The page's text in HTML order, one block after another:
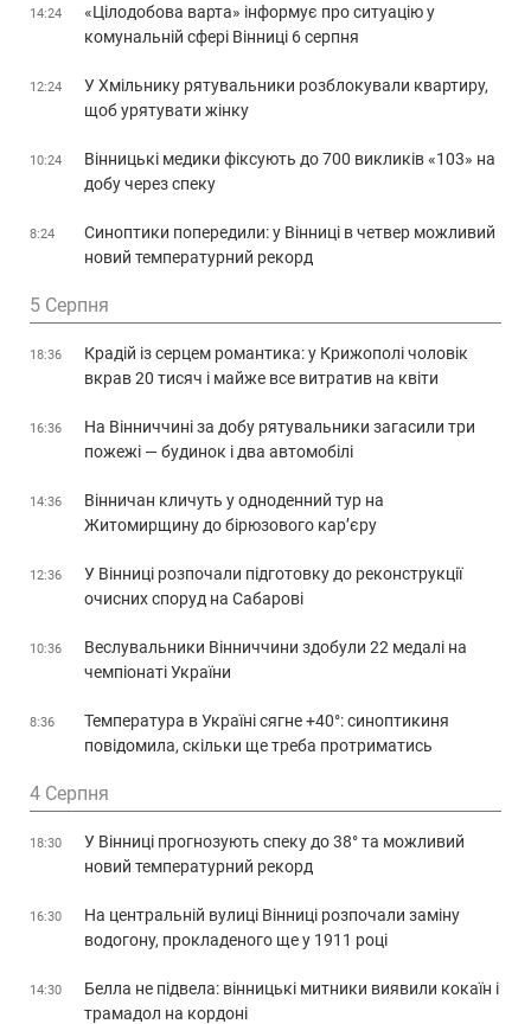
14:24
«Цілодобова варта» інформує про ситуацію у
комунальній сфері Вінниці 6 серпня
12:24
У Хмільнику рятувальники розблокували квартиру,
щоб урятувати жінку
10:24
Вінницькі медики фіксують до 700 викликів «103» на
добу через спеку
8:24
Синоптики попередили: у Вінниці в четвер можливий
новий температурний рекорд
5 Серпня
18:36
Крадій із серцем романтика: у Крижополі чоловік
вкрав 20 тисяч і майже все витратив на квіти
16:36
На Вінниччині за добу рятувальники загасили три
пожежі — будинок і два автомобілі
14:36
Вінничан кличуть у одноденний тур на
Житомирщину до бірюзового кар’єру
12:36
У Вінниці розпочали підготовку до реконструкції
очисних споруд на Сабарові
10:36
Веслувальники Вінниччини здобули 22 медалі на
чемпіонаті України
8:36
Температура в Україні сягне +40°: синоптикиня
повідомила, скільки ще треба протриматись
4 Серпня
18:30
У Вінниці прогнозують спеку до 38° та можливий
новий температурний рекорд
16:30
На центральній вулиці Вінниці розпочали заміну
водогону, прокладеного ще у 1911 році
14:30
Белла не підвела: вінницькі митники виявили кокаїн і
трамадол на кордоні